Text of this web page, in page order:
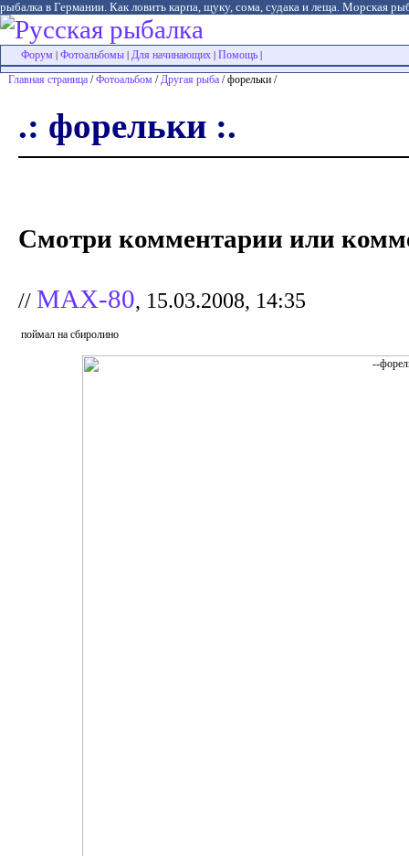
рыбалка в Германии. Как ловить карпа, щуку, сома, судака и леща. Морская
Форум Фотоальбомы Для начинающих Помощь
Главная страница /Фотоальбом /Другая рыба / форельки /
.: форельки :.
Смотри комментарии или
// MAX-80, 15.03.2008, 14:35
поймал на сбиролино